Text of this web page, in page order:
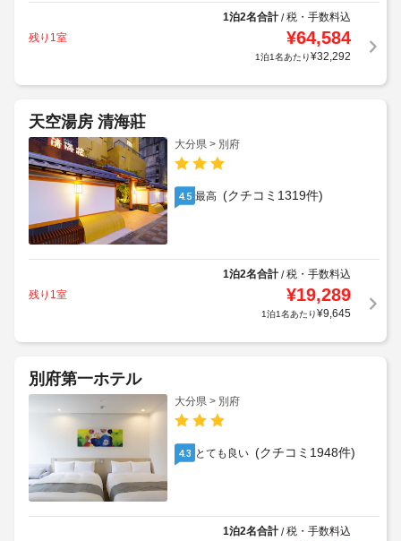
1泊2名合計/税・手数料込
残り1室
¥64,584
1泊1名あたり¥32,292
天空湯房 清海莊
大分県 > 別府
4.5 最高 (クチコミ1319件)
1泊2名合計/税・手数料込
残り1室
¥19,289
1泊1名あたり¥9,645
別府第一ホテル
大分県 > 別府
4.3 とても良い (クチコミ1948件)
1泊2名合計/税・手数料込